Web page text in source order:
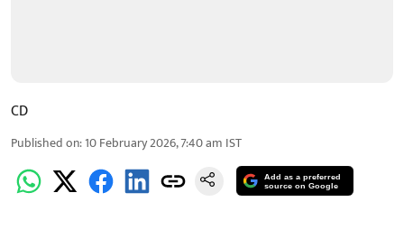
CD
Published on:10 February 2026, 7:40 am IST
Add as a preferred
source on Google